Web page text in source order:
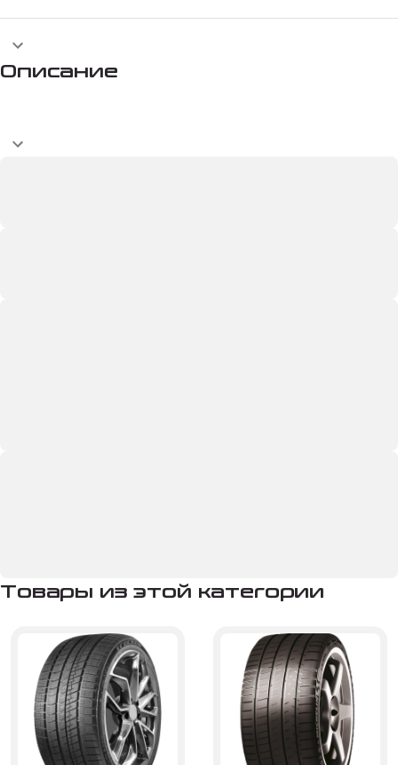
Описание
Товары из этой категории